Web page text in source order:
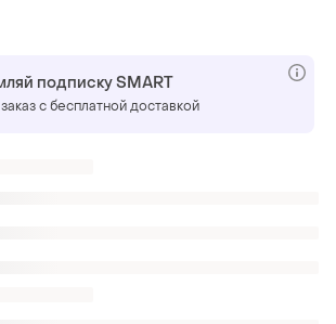
подписку SMART
с бесплатной доставкой